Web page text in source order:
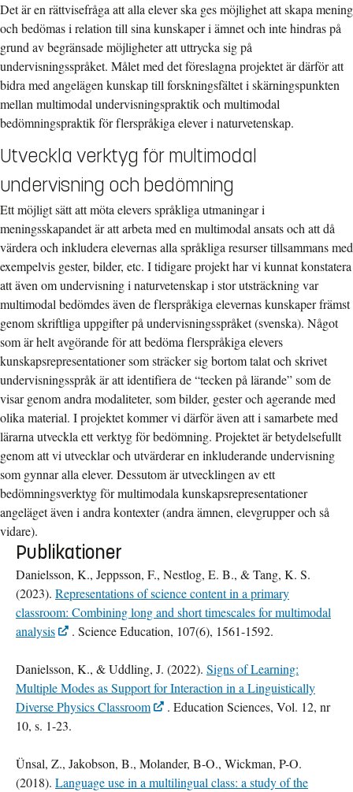
Det är en rättvisefråga att alla elever ska ges möjlighet att skapa mening
och bedömas i relation till sina kunskaper i ämnet och inte hindras på
grund av begränsade möjligheter att uttrycka sig på
undervisningsspråket. Målet med det föreslagna projektet är därför att
bidra med angelägen kunskap till forskningsfältet i skärningspunkten
mellan multimodal undervisningspraktik och multimodal
bedömningspraktik för flerspråkiga elever i naturvetenskap.
Utveckla verktyg för multimodal
undervisning och bedömning
Ett möjligt sätt att möta elevers språkliga utmaningar i
meningsskapandet är att arbeta med en multimodal ansats och att då
värdera och inkludera elevernas alla språkliga resurser tillsammans med
exempelvis gester, bilder, etc. I tidigare projekt har vi kunnat konstatera
att även om undervisning i naturvetenskap i stor utsträckning var
multimodal bedömdes även de flerspråkiga elevernas kunskaper främst
genom skriftliga uppgifter på undervisningsspråket (svenska). Något
som är helt avgörande för att bedöma flerspråkiga elevers
kunskapsrepresentationer som sträcker sig bortom talat och skrivet
undervisningsspråk är att identifiera de “tecken på lärande” som de
visar genom andra modaliteter, som bilder, gester och agerande med
olika material. I projektet kommer vi därför även att i samarbete med
lärarna utveckla ett verktyg för bedömning. Projektet är betydelsefullt
genom att vi utvecklar och utvärderar en inkluderande undervisning
som gynnar alla elever. Dessutom är utvecklingen av ett
bedömningsverktyg för multimodala kunskapsrepresentationer
angeläget även i andra kontexter (andra ämnen, elevgrupper och så
vidare).
Publikationer
Danielsson, K., Jeppsson, F., Nestlog, E. B., & Tang, K. S.
(2023). Representations of science content in a primary
classroom: Combining long and short timescales for multimodal
analysis
. Science Education, 107(6), 1561-1592.
Danielsson, K., & Uddling, J. (2022). Signs of Learning:
Multiple Modes as Support for Interaction in a Linguistically
Diverse Physics Classroom
. Education Sciences, Vol. 12, nr
10, s. 1-23.
Ünsal, Z., Jakobson, B., Molander, B-O., Wickman, P-O.
(2018). Language use in a multilingual class: a study of the